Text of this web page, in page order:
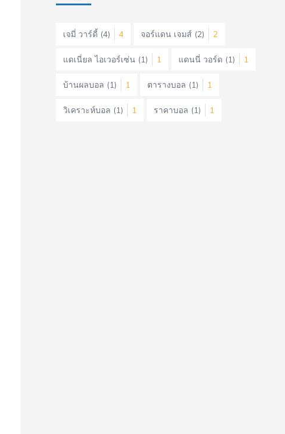
เจมี่ วาร์ดี้ (4) 4 จอร์แดน เจมส์ (2) 2
แดเนี่ยล ไอเวอร์เซ่น (1) 1 แดนนี่ วอร์ด (1) 1
บ้านผลบอล (1) 1 ตารางบอล (1) 1
วิเคราะห์บอล (1) 1 ราคาบอล (1) 1